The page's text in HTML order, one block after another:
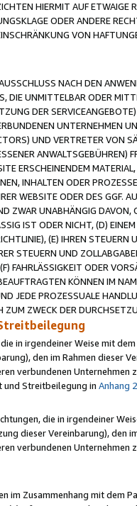
HIERMIT AUF
ODER ANDERE
VON
NACH DEN
DIE UNMITTELBAR ODER
DER
UNTERNEHMEN
UND VERTRETER VON
ERSCHEINENDEM
INHALTEN ODER
WEBSITE ODER DES GGF.
ZWAR UNABHÄNGIG
IST ODER NICHT, (D)
(E) IHREN
STEUERN UND
FAHRLÄSSIGKEIT ODER
KÖNNEN IM
JEDE PROZESSUALE
ZUM ZWECK DER
in irgendeiner Weise mit
den im Rahmen dieser
verbundenen
und Streitbeilegung in Anhang 2
die in irgendeiner
dieser Vereinbarung), den
verbundenen
im Zusammenhang mit dem